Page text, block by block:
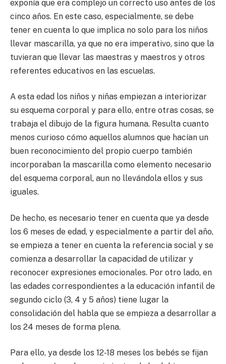
exponía que era complejo un correcto uso antes de los
cinco años. En este caso, especialmente, se debe
tener en cuenta lo que implica no solo para los niños
llevar mascarilla, ya que no era imperativo, sino que la
tuvieran que llevar las maestras y maestros y otros
referentes educativos en las escuelas.
A esta edad los niños y niñas empiezan a interiorizar
su esquema corporal y para ello, entre otras cosas, se
trabaja el dibujo de la figura humana. Resulta cuanto
menos curioso cómo aquellos alumnos que hacían un
buen reconocimiento del propio cuerpo también
incorporaban la mascarilla como elemento necesario
del esquema corporal, aun no llevándola ellos y sus
iguales.
De hecho, es necesario tener en cuenta que ya desde
los 6 meses de edad, y especialmente a partir del año,
se empieza a tener en cuenta la referencia social y se
comienza a desarrollar la capacidad de utilizar y
reconocer expresiones emocionales. Por otro lado, en
las edades correspondientes a la educación infantil de
segundo ciclo (3, 4 y 5 años) tiene lugar la
consolidación del habla que se empieza a desarrollar a
los 24 meses de forma plena.
Para ello, ya desde los 12-18 meses los bebés se fijan